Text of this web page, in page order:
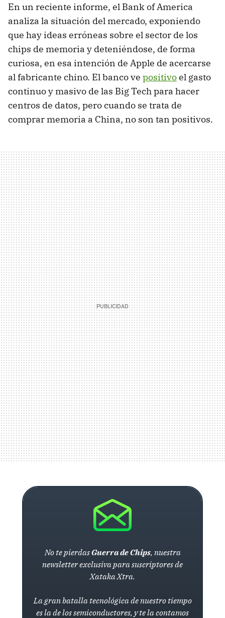
En un reciente informe, el Bank of America
analiza la situación del mercado, exponiendo
que hay ideas erróneas sobre el sector de los
chips de memoria y deteniéndose, de forma
curiosa, en esa intención de Apple de acercarse
al fabricante chino. El banco ve positivoel gasto
continuo y masivo de las Big Tech para hacer
centros de datos, pero cuando se trata de
comprar memoria a China, no son tan positivos.
No te pierdasGuerra de Chips, nuestra
newsletter exclusiva para suscriptores de
Xataka Xtra.
La gran batalla tecnológica de nuestro tiempo
es la de los semiconductores, y te la contamos